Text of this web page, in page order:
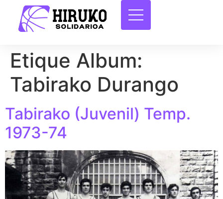
Etique Album:
Tabirako Durango
Tabirako (Juvenil) Temp.
1973-74